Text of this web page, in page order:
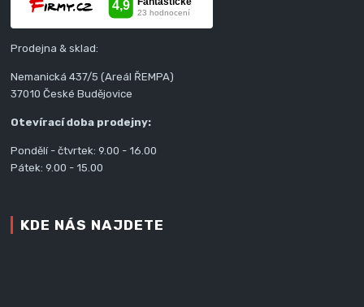
Prodejna & sklad:
Nemanická 437/5 (Areál ŘEMPA)
37010 České Budějovice
Otevírací doba prodejny:
Pondělí - čtvrtek: 9.00 - 16.00
Pátek: 9.00 - 15.00
KDE NÁS NAJDETE